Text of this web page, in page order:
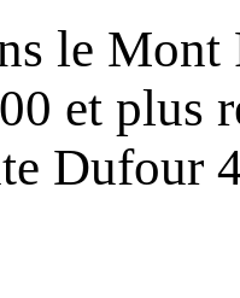
le Mont
et plus
Dufour